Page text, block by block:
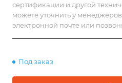
сертификации и другой
можете уточнить у
электронной почте или
Под заказ